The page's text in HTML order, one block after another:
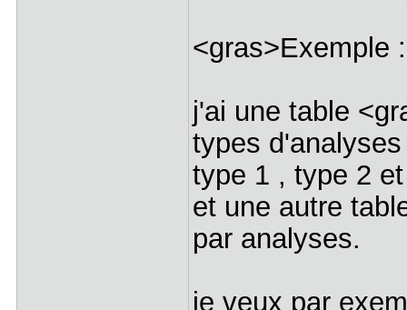
<gras>Exemple
j'ai une table
types
type 1 , type 2
et une autre
par analyses.
je veux par